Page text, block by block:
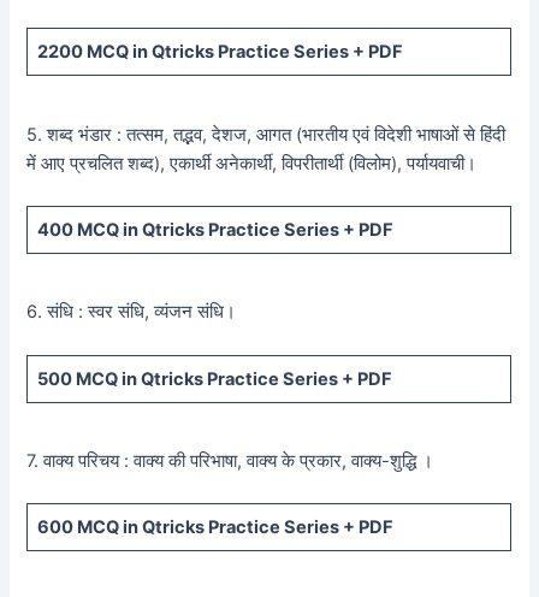
2200 MCQ in Qtricks Practice Series + PDF
5. शब्द भंडार : तत्सम, तद्भव, देशज, आगत (भारतीय एवं विदेशी भाषाओं से हिंदी
में आए प्रचलित शब्द), एकार्थी अनेकार्थी, विपरीतार्थी (विलोम), पर्यायवाची।
400 MCQ in Qtricks Practice Series + PDF
6. संधि : स्वर संधि, व्यंजन संधि।
500 MCQ in Qtricks Practice Series + PDF
7. वाक्य परिचय : वाक्य की परिभाषा, वाक्य के प्रकार, वाक्य-शुद्धि ।
600 MCQ in Qtricks Practice Series + PDF